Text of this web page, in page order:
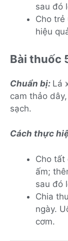
sau đó
Cho
hiệu
Bài thuốc
Chuẩn bị: Lá
cam thảo
sạch.
Cách thực
Cho tất
ấm;
sau đó
Chia
ngày.
cơm.